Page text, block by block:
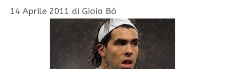
14 Aprile 2011 di Gioia Bò